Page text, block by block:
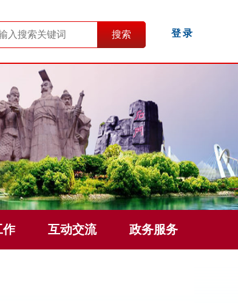
登录
作 互动交流 政务服务